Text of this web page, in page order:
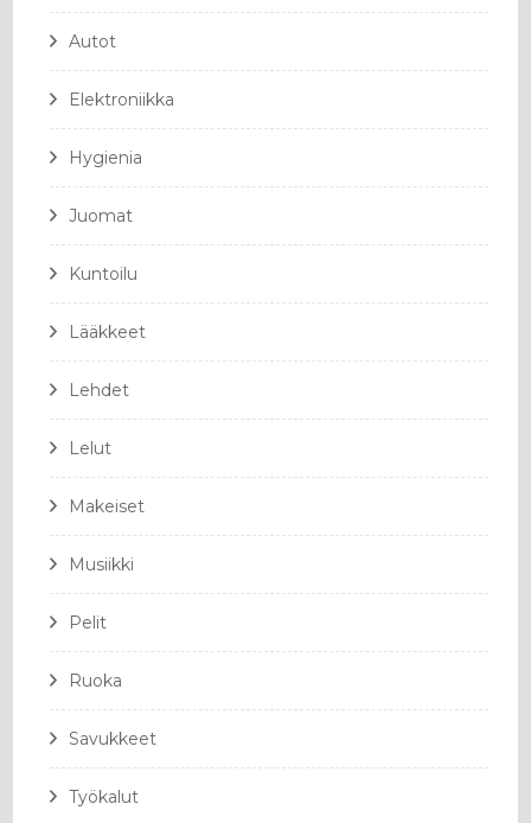
Autot
Elektroniikka
Hygienia
Juomat
Kuntoilu
Lääkkeet
Lehdet
Lelut
Makeiset
Musiikki
Pelit
Ruoka
Savukkeet
Työkalut